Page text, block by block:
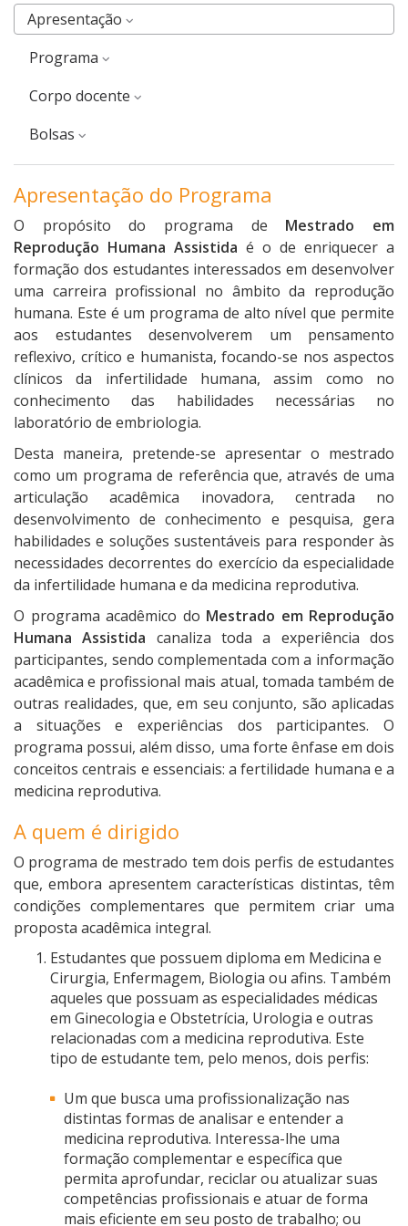
Apresentação
Programa
corpo docente
Bolsas
Apresentação do Programa
O propósito do programa de Mestrado em
Reprodução Humana Assistida é o de enriquecer a
formação dos estudantes interessados em desenvolver
uma carreira profissional no âmbito da reprodução
humana. Este é um programa de alto nível que permite
aos estudantes desenvolverem um pensamento
reflexivo, crítico e humanista, focando-se nos aspectos
clínicos da infertilidade humana, assim como no
conhecimento das habilidades necessárias no
laboratório de embriologia.
Desta maneira, pretende-se apresentar o mestrado
como um programa de referência que, através de uma
articulação acadêmica inovadora, centrada no
desenvolvimento de conhecimento e pesquisa, gera
habilidades e soluções sustentáveis para responder às
necessidades decorrentes do exercício da especialidade
da infertilidade humana e da medicina reprodutiva.
O programa acadêmico do Mestrado em Reprodução
Humana Assistida canaliza toda a experiência dos
participantes, sendo complementada com a informação
acadêmica e profissional mais atual, tomada também de
outras realidades, que, em seu conjunto, são aplicadas
a situações e experiências dos participantes. O
programa possui, além disso, uma forte ênfase em dois
conceitos centrais e essenciais: a fertilidade humana e a
medicina reprodutiva.
A quem é dirigido
O programa de mestrado tem dois perfis de estudantes
que, embora apresentem características distintas, têm
condições complementares que permitem criar uma
proposta acadêmica integral.
Estudantes que possuem diploma em Medicina e
Cirurgia, Enfermagem, Biologia ou afins. Também
aqueles que possuam as especialidades médicas
em Ginecologia e Obstetrícia, Urologia e outras
relacionadas com a medicina reprodutiva. Este
tipo de estudante tem, pelo menos, dois perfis:
Um que busca uma profissionalização nas
distintas formas de analisar e entender a
medicina reprodutiva. Interessa-lhe uma
formação complementar e específica que
permita aprofundar, reciclar ou atualizar suas
competências profissionais e atuar de forma
mais eficiente em seu posto de trabalho; ou